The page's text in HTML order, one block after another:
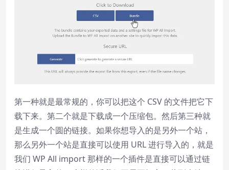
第一种就是最常规的，你可以把这个 CSV 的文件把它下
载下来。第二个就是下载成一个压缩包。然后第三种就
是生成一个圆的链接。如果你想导入的是另外一个站，
那么另外一个站是直接可以使用 URL 进行导入的，就是
我们 WP All import 那样的一个插件是直接可以通过链